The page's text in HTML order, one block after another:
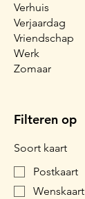
Verhuis
Verjaardag
Vriendschap
Werk
Zomaar
Filteren op
Soort kaart
Postkaart
Wenskaart